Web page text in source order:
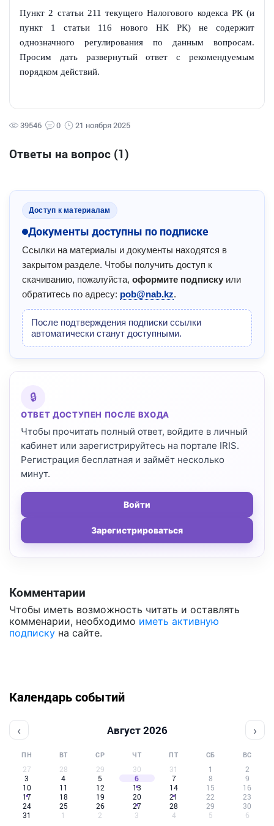
Пункт 2 статьи 211 текущего Налогового кодекса РК (и
пункт 1 статьи 116 нового НК РК) не содержит
однозначного регулирования по данным вопросам.
Просим дать развернутый ответ с рекомендуемым
порядком действий.
39546 0 21 ноября 2025
Ответы на вопрос (1)
Доступ к материалам
Документы доступны по подписке
Ссылки на материалы и документы находятся в
закрытом разделе. Чтобы получить доступ к
скачиванию, пожалуйста, оформите подписку или
обратитесь по адресу: pob@nab.kz.
После подтверждения подписки ссылки
автоматически станут доступными.
🔒
ОТВЕТ ДОСТУПЕН ПОСЛЕ ВХОДА
Чтобы прочитать полный ответ, войдите в личный
кабинет или зарегистрируйтесь на портале IRIS.
Регистрация бесплатная и займёт несколько
минут.
Войти
Зарегистрироваться
Комментарии
Чтобы иметь возможность читать и оставлять
комменарии, необходимо иметь активную
подписку на сайте.
Календарь событий
‹ Август 2026 ›
ПН ВТ СР ЧТ ПТ СБ ВС
27 28 29 30 31 1
2
3
4 5 6 7 8
9
10
11 12 13 14 15
16
17
18 19 20 21 22
23
24
25 26 27 28 29
30
31
1 2 3 4 5 6